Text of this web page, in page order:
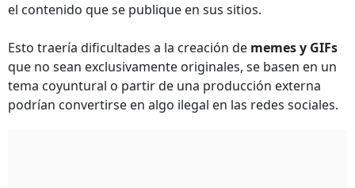
el contenido que se publique en sus sitios.
Esto traería dificultades a la creación de memes y GIFs
que no sean exclusivamente originales, se basen en un
tema coyuntural o partir de una producción externa
podrían convertirse en algo ilegal en las redes sociales.